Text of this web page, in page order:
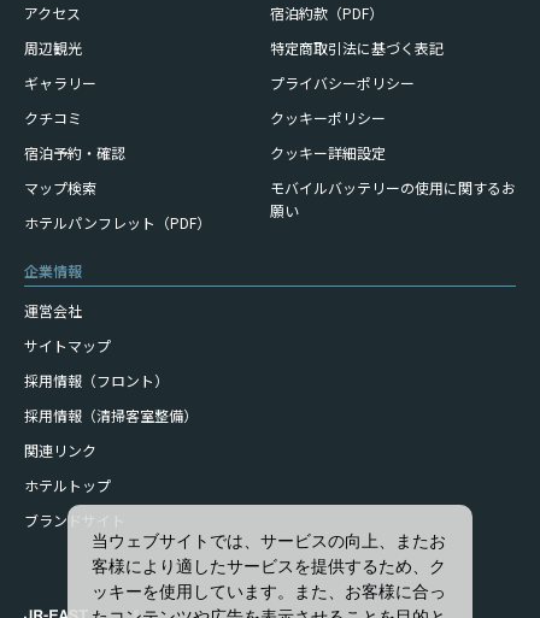
アクセス
周辺観光
ギャラリー
クチコミ
宿泊予約・確認
マップ検索
ホテルパンフレット（PDF）
宿泊約款（PDF）
特定商取引法に基づく表記
プライバシーポリシー
クッキーポリシー
クッキー詳細設定
モバイルバッテリーの使用に関するお
願い
企業情報
運営会社
サイトマップ
採用情報（フロント）
採用情報（清掃客室整備）
関連リンク
ホテルトップ
ブランドサイト
当ウェブサイトでは、サービスの向上、またお
客様により適したサービスを提供するため、ク
ッキーを使用しています。また、お客様に合っ